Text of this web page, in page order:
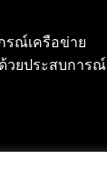
รณ์เครือข่าย
วยประสบการณ์